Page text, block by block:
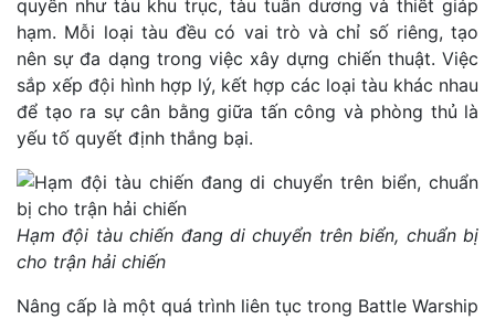
quyền như tàu khu trục, tàu tuần dương và thiết giáp
hạm. Mỗi loại tàu đều có vai trò và chỉ số riêng, tạo
nên sự đa dạng trong việc xây dựng chiến thuật. Việc
sắp xếp đội hình hợp lý, kết hợp các loại tàu khác nhau
để tạo ra sự cân bằng giữa tấn công và phòng thủ là
yếu tố quyết định thắng bại.
Hạm đội tàu chiến đang di chuyển trên biển, chuẩn bị
cho trận hải chiến
Nâng cấp là một quá trình liên tục trong Battle Warship